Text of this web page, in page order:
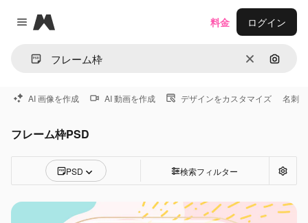
Close menu
Magnific
消去 画像で
料金 ログイン
AI 画像を作成 AI 動画を作成 デザインをカスタマイズ 名刺
フレーム枠PSD
PSD 検索フィルター